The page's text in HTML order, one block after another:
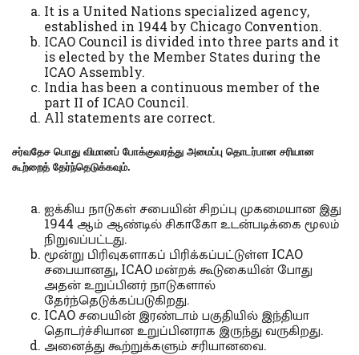
It is a United Nations specialized agency,
established in 1944 by Chicago Convention.
ICAO Council is divided into three parts and it
is elected by the Member States during the
ICAO Assembly.
India has been a continuous member of the
part II of ICAO Council.
All statements are correct.
சர்வதேச பொது விமானப் போக்குவரத்து அமைப்பு தொடர்பான சரியான
கூற்றைத் தேர்ந்தெடுக்கவும்.
ஐக்கிய நாடுகள் சபையின் சிறப்பு முகமையான இது
1944 ஆம் ஆண்டில் சிகாகோ உடன்படிக்கை மூலம்
நிறுவப்பட்டது.
மூன்று பிரிவுகளாகப் பிரிக்கப்பட்டுள்ள ICAO
சபையானது, ICAO மன்றக் கூடுகையின் போது
அதன் உறுப்பினர் நாடுகளால்
தேர்ந்தெடுக்கப்படுகிறது.
ICAO சபையின் இரண்டாம் பகுதியில் இந்தியா
தொடர்ச்சியான உறுப்பினராக இருந்து வருகிறது.
அனைத்து கூற்றுக்களும் சரியானவை.